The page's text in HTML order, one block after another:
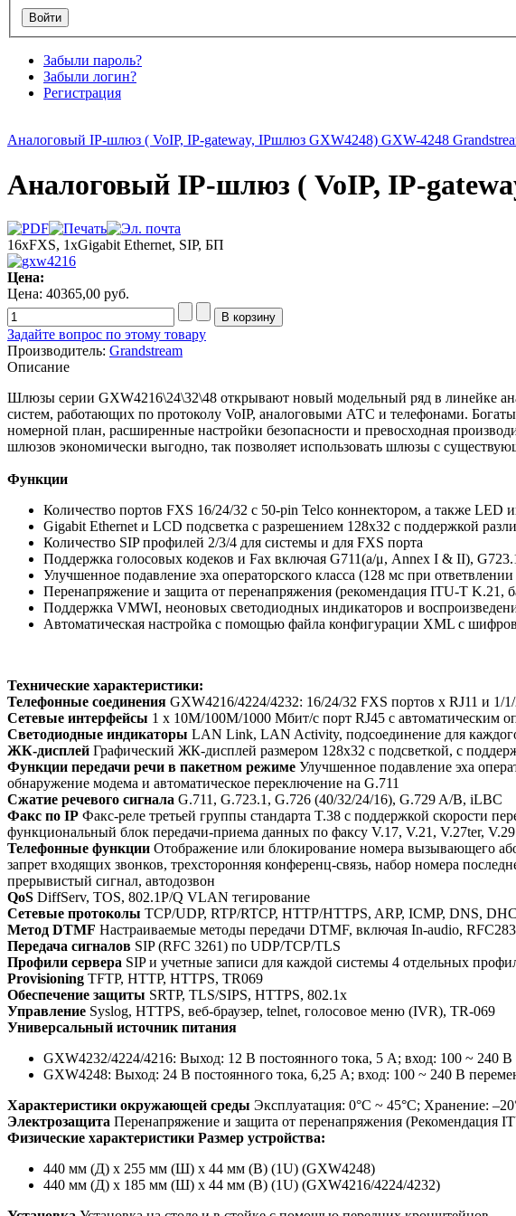
Забыли пароль?
Забыли логин?
Регистрация
Аналоговый IP-шлюз ( VoIP, IP-gateway, IPшлюз GXW4248) GXW-4248
Аналоговый IP-шлюз ( VoIP, IP-
16xFXS, 1xGigabit Ethernet, SIP, БП
Цена:
Цена: 40365,00 руб.
Задайте вопрос по этому товару
Производитель: Grandstream
Описание
Шлюзы серии GXW4216\24\32\48 открывают новый модельный ряд в линейке
систем, работающих по протоколу VoIP, аналоговыми АТС и телефонами.
номерной план, расширенные настройки безопасности и превосходная
шлюзов экономически выгодно, так позволяет использовать шлюзы с
Функции
Количество портов FXS 16/24/32 c 50-pin Telco коннектором, а также LED
Gigabit Ethernet и LCD подсветка с разрешением 128х32 с поддержкой
Количество SIP профилей 2/3/4 для системы и для FXS порта
Поддержка голосовых кодеков и Fax включая G711(a/μ, Annex I & II),
Улучшенное подавление эха операторского класса (128 мс при
Перенапряжение и защита от перенапряжения (рекомендация ITU-T K.21,
Поддержка VMWI, неоновых светодиодных индикаторов и
Автоматическая настройка с помощью файла конфигурации XML с
Технические характеристики:
Телефонные соединения GXW4216/4224/4232: 16/24/32 FXS портов x RJ11 и 1/
Сетевые интерфейсы 1 x 10M/100M/1000 Мбит/с порт RJ45 с автоматическим
Светодиодные индикаторы LAN Link, LAN Activity, подсоединение для
ЖК-дисплей Графический ЖК-дисплей размером 128x32 с подсветкой, с
Функции передачи речи в пакетном режиме Улучшенное подавление эха
обнаружение модема и автоматическое переключение на G.711
Сжатие речевого сигнала G.711, G.723.1, G.726 (40/32/24/16), G.729 A/B, iLBC
Факс по IP Факс-реле третьей группы стандарта T.38 с поддержкой скорости
функциональный блок передачи-приема данных по факсу V.17, V.21, V.27ter, V.29
Телефонные функции Отображение или блокирование номера вызывающего
запрет входящих звонков, трехсторонняя конференц-связь, набор номера
прерывистый сигнал, автодозвон
QoS DiffServ, TOS, 802.1P/Q VLAN тегирование
Сетевые протоколы TCP/UDP, RTP/RTCP, HTTP/HTTPS, ARP, ICMP, DNS,
Метод DTMF Настраиваемые методы передачи DTMF, включая In-audio,
Передача сигналов SIP (RFC 3261) по UDP/TCP/TLS
Профили сервера SIP и учетные записи для каждой системы 4 отдельных
Provisioning TFTP, HTTP, HTTPS, TR069
Обеспечение защиты SRTP, TLS/SIPS, HTTPS, 802.1x
Управление Syslog, HTTPS, веб-браузер, telnet, голосовое меню (IVR), TR-069
Универсальный источник питания
GXW4232/4224/4216: Выход: 12 В постоянного тока, 5 А; вход: 100 ~ 240 В
GXW4248: Выход: 24 В постоянного тока, 6,25 А; вход: 100 ~ 240 В
Характеристики окружающей среды Эксплуатация: 0°C ~ 45°C; Хранение:
Электрозащита Перенапряжение и защита от перенапряжения (Рекомендация
Физические характеристики Размер устройства:
440 мм (Д) x 255 мм (Ш) x 44 мм (В) (1U) (GXW4248)
440 мм (Д) x 185 мм (Ш) x 44 мм (В) (1U) (GXW4216/4224/4232)